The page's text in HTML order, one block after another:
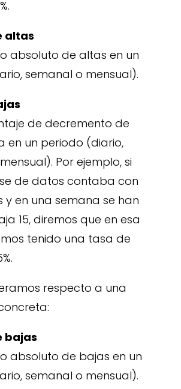
altas
absoluto de altas en un
semanal o mensual).
de decremento de
en un periodo (diario,
Por ejemplo, si
de datos contaba con
y en una semana se han
15, diremos que en esa
tenido una tasa de
respecto a una
bajas
absoluto de bajas en un
semanal o mensual).